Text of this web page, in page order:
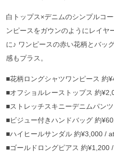
白トップス×デニムのシンプルコ
ンピースをガウンのようにレイヤ
に♪ ワンピースの赤い花柄とバッ
感もプラス。
■花柄ロングシャツワンピース 約
■オフショルレーストップス 約
■ストレッチスキニーデニムパン
■ビジュー付きハンドバッグ 約
■ハイヒールサンダル 約¥3,000 /
■ゴールドロングピアス 約¥1,200